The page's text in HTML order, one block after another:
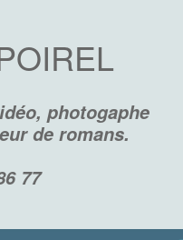
photogaphe
de romans.
77